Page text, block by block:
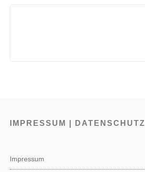
IMPRESSUM | DATENSCHUTZ
Impressum